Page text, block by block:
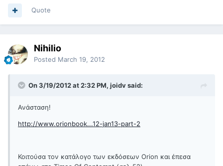
Quote
Nihilio
Posted March 19, 2012
On 3/19/2012 at 2:32 PM, joidv said:
Ανάσταση!
http://www.orionbook...12-jan13-part-2
Κοιτούσα τον κατάλογο των εκδόσεων Orion και έπεσα